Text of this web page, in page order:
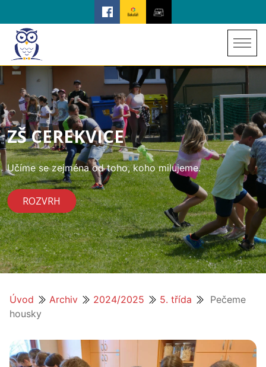
ZŠ CEREKVICE
Učíme se zejména od toho, koho milujeme.
ROZVRH
Úvod Archiv 2024/2025 5. třída
Pečeme
housky